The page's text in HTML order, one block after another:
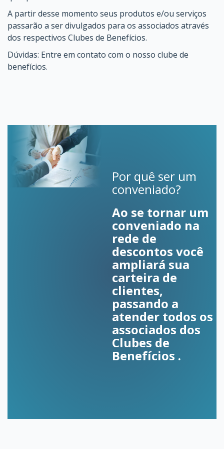
A partir desse momento seus produtos e/ou serviços
passarão a ser divulgados para os associados através
dos respectivos Clubes de Benefícios.
Dúvidas: Entre em contato com o nosso clube de
benefícios.
Por quê ser um
conveniado?
Ao se tornar um
conveniado na
rede de
descontos você
ampliará sua
carteira de
clientes,
passando a
atender todos os
associados dos
Clubes de
Benefícios .